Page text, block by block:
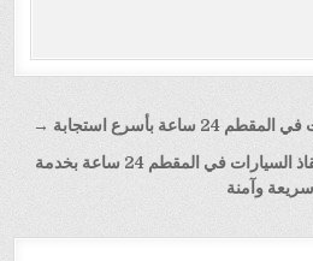
بأسرع استجابة →
← خدمات ونش الفرسان لإنقاذ السيارات في المقطم 24 ساعة بخدمة
سريعة وآمنة